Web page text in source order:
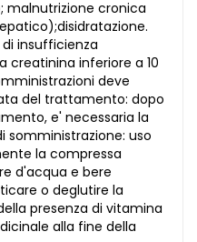
malnutrizione cronica
insufficienza
creatinina inferiore a 10
deve
del trattamento: dopo
e' necessaria la
somministrazione: uso
la compressa
d'acqua e bere
o deglutire la
presenza di vitamina
alla fine della